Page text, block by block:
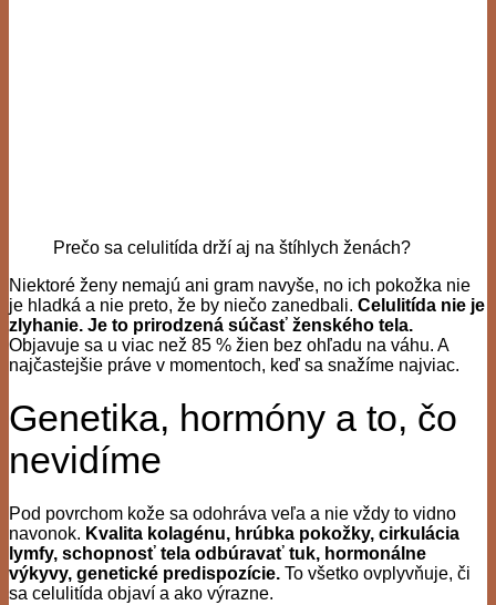
Prečo sa celulitída drží aj na štíhlych ženách?
Niektoré ženy nemajú ani gram navyše, no ich pokožka nie
je hladká a nie preto, že by niečo zanedbali. Celulitída nie je
zlyhanie. Je to prirodzená súčasť ženského tela.
Objavuje sa u viac než 85 % žien bez ohľadu na váhu. A
najčastejšie práve v momentoch, keď sa snažíme najviac.
Genetika, hormóny a to, čo
nevidíme
Pod povrchom kože sa odohráva veľa a nie vždy to vidno
navonok. Kvalita kolagénu, hrúbka pokožky, cirkulácia
lymfy, schopnosť tela odbúravať tuk, hormonálne
výkyvy, genetické predispozície. To všetko ovplyvňuje, či
sa celulitída objaví a ako výrazne.